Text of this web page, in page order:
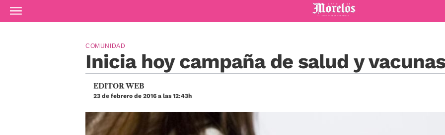
Ir al contenido principal
Diario de Morelos
Inicia hoy campaña de salud y vacunas
COMUNIDAD
EDITOR WEB
23 de febrero de 2016 a las 12:43h